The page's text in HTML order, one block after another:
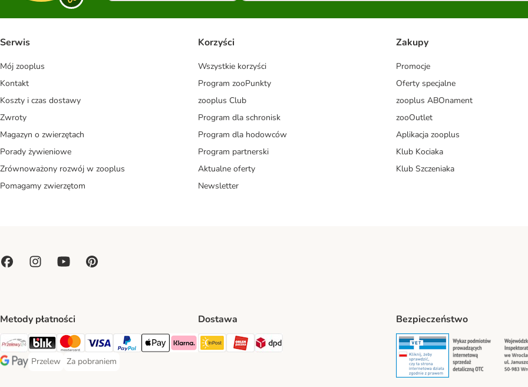
Serwis
Mój zooplus
Kontakt
Koszty i czas dostawy
Zwroty
Magazyn o zwierzętach
Porady żywieniowe
Zrównoważony rozwój w zooplus
Pomagamy zwierzętom
Korzyści
Wszystkie korzyści
Program zooPunkty
zooplus Club
Program dla schronisk
Program dla hodowców
Program partnerski
Aktualne oferty
Newsletter
Zakupy
Promocje
Oferty specjalne
zooplus ABOnament
zooOutlet
Aplikacja zooplus
Klub Kociaka
Klub Szczeniaka
Metody płatności
Przelewy24 Payment Method
Blik Payment Method
MasterCard Payment Method
Visa Payment Method
PayPal Payment Method
Apple Pay Payment Method
Klarna Payment Method
Google Pay Payment Method
Przelew
Przelew Payment Method
Za pobraniem
Za pobraniem Payment Method
Dostawa
Paczkomat® Shipping Method
ORLEN Paczka Shipping Method
Bezpieczeństwo
Security